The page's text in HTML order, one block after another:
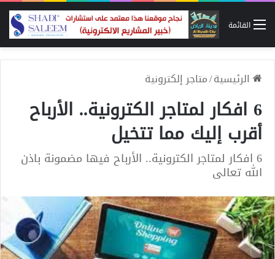
القائمة
الرئيسية/متاجر إلكترونية
6 افكار لمتاجر الكترونية.. الأرباح
أقرب إليك مما تتخيل
6 افكار لمتاجر الكترونية.. الأرباح فيها مضمونة باذن
الله تعالى